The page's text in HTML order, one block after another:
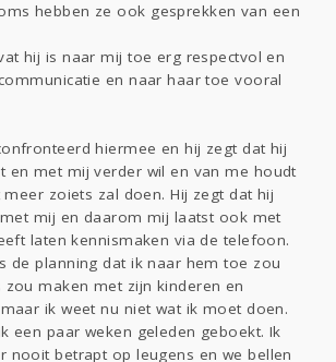
hebben ze ook gesprekken van een
hij is naar mij toe erg respectvol en
en naar haar toe vooral
hiermee en hij zegt dat hij
en met mij verder wil en van me houdt
zoiets zal doen. Hij zegt dat hij
mij en daarom mij laatst ook met
laten kennismaken via de telefoon.
de planning dat ik naar hem toe zou
zou maken met zijn kinderen en
ik weet nu niet wat ik moet doen.
een paar weken geleden geboekt. Ik
nooit betrapt op leugens en we bellen